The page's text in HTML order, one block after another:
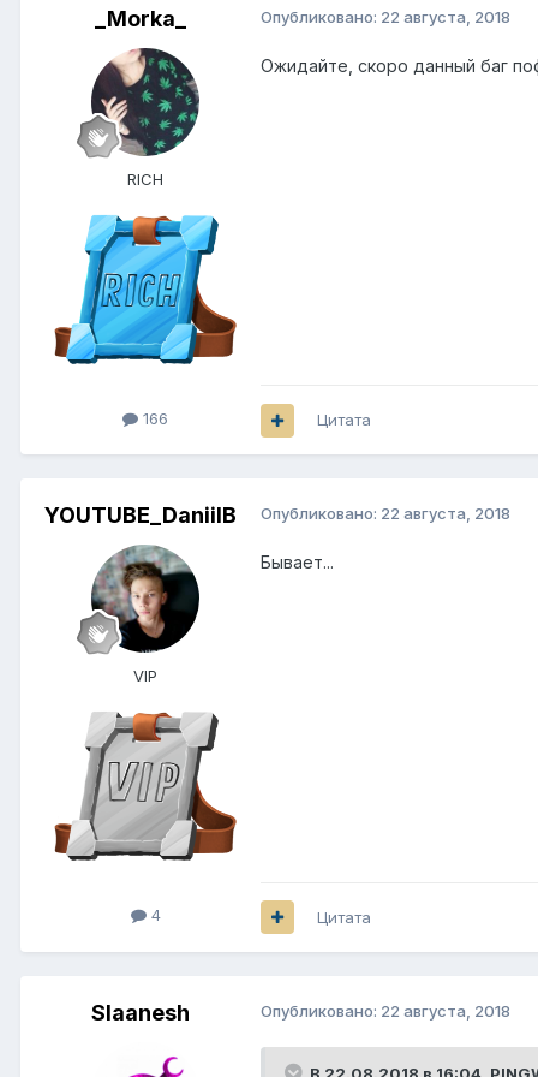
_Morka_
RICH
166
Опубликовано: 22 августа, 2018
Ожидайте, скоро данный баг
Цитата
YOUTUBE_DaniilB
VIP
4
Опубликовано: 22 августа, 2018
Бывает...
Цитата
Slaanesh Опубликовано: 22 августа, 2018
В 22.08.2018 в 16:04,